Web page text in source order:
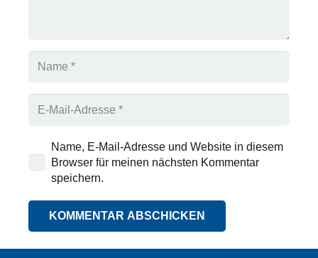
Name, E-Mail-Adresse und Website in diesem
Browser für meinen nächsten Kommentar
speichern.
KOMMENTAR ABSCHICKEN